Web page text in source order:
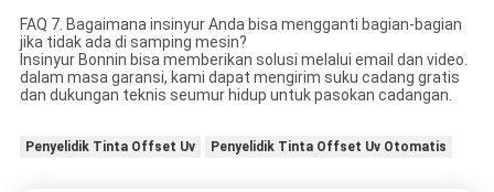
FAQ 7. Bagaimana insinyur Anda bisa mengganti bagian-bagian
jika tidak ada di samping mesin?
Insinyur Bonnin bisa memberikan solusi melalui email dan video.
dalam masa garansi, kami dapat mengirim suku cadang gratis
dan dukungan teknis seumur hidup untuk pasokan cadangan.
Penyelidik Tinta Offset Uv Penyelidik Tinta Offset Uv Otomatis